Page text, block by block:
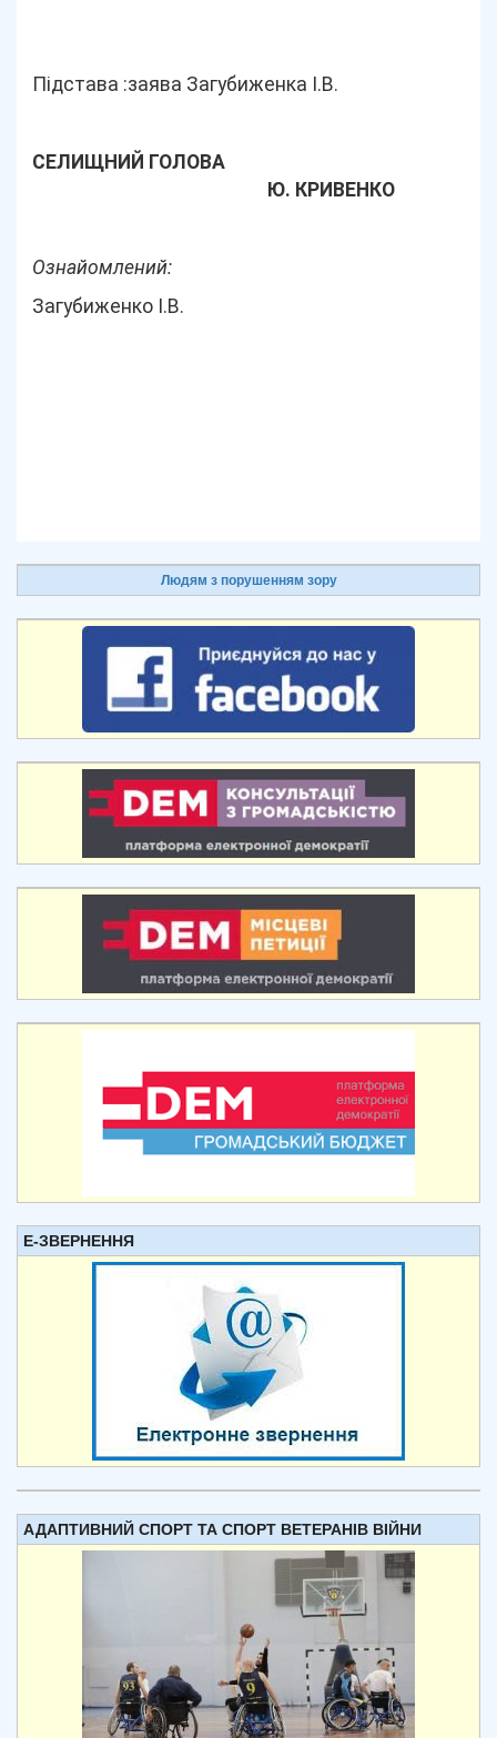
Підстава :заява Загубиженка І.В.
СЕЛИЩНИЙ ГОЛОВА
Ю. КРИВЕНКО
Ознайомлений:
Загубиженко І.В.
Людям з порушенням зору
Е-ЗВЕРНЕННЯ
АДАПТИВНИЙ СПОРТ ТА СПОРТ ВЕТЕРАНІВ ВІЙНИ